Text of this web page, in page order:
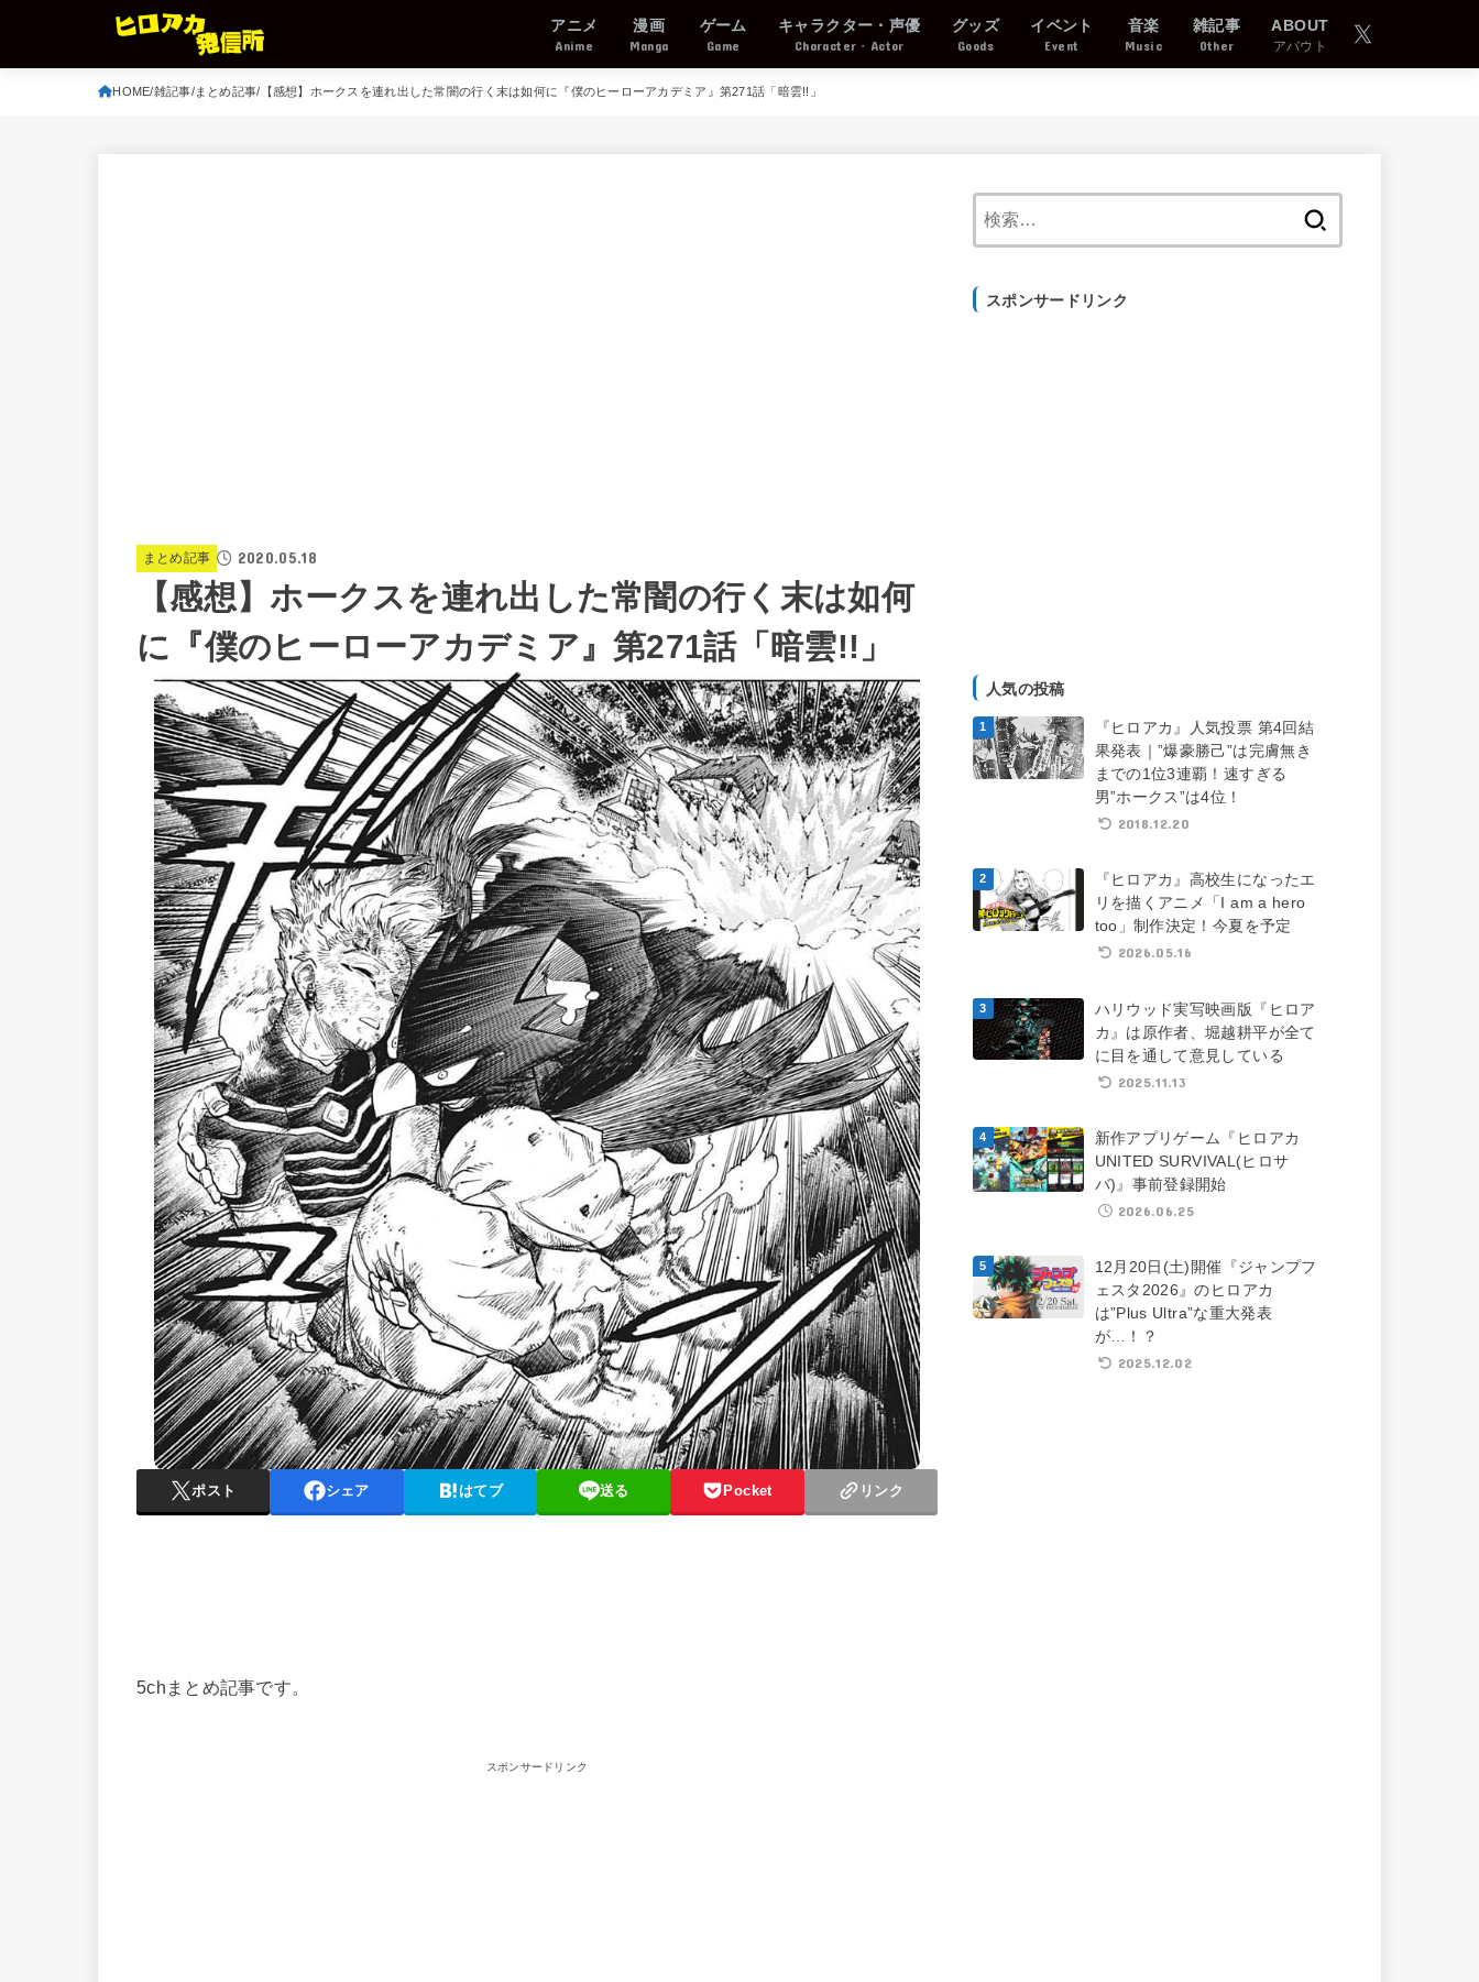
アニメ
Anime
漫画
Manga
ゲーム
Game
キャラクター・声優
Character・Actor
グッズ
Goods
イベント
Event
音楽
Music
雑記事
Other
ABOUT
アバウト
HOME 雑記事 まとめ記事 【感想】ホークスを連れ出した常闇の行く末は如何に『僕のヒーローアカデミア』第271話「暗雲!!」
まとめ記事 2020.05.18
【感想】ホークスを連れ出した常闇の行く末は如何
に『僕のヒーローアカデミア』第271話「暗雲!!」
ポスト シェア はてブ 送る Pocket リンク
5chまとめ記事です。
スポンサードリンク
スポンサードリンク
人気の投稿
『ヒロアカ』人気投票 第4回結
果発表｜”爆豪勝己”は完膚無き
までの1位3連覇！速すぎる
男”ホークス”は4位！
2018.12.20
『ヒロアカ』高校生になったエ
リを描くアニメ「I am a hero
too」制作決定！今夏を予定
2026.05.16
ハリウッド実写映画版『ヒロア
カ』は原作者、堀越耕平が全て
に目を通して意見している
2025.11.13
新作アプリゲーム『ヒロアカ
UNITED SURVIVAL(ヒロサ
バ)』事前登録開始
2026.06.25
12月20日(土)開催『ジャンプフ
ェスタ2026』のヒロアカ
は”Plus Ultra”な重大発表
が…！？
2025.12.02